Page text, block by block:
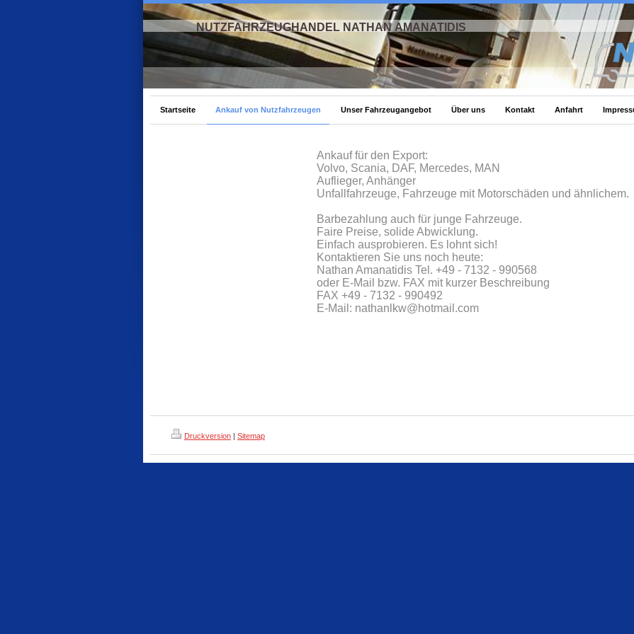
NUTZFAHRZEUGHANDEL NATHAN AMANATIDIS
Startseite Ankauf von Nutzfahrzeugen Unser Fahrzeugangebot Über uns Kontakt Anfahrt
Ankauf für den Export:
Volvo, Scania, DAF, Mercedes, MAN
Auflieger, Anhänger
Unfallfahrzeuge, Fahrzeuge mit Motorschäden und ähnlichem.
Barbezahlung auch für junge Fahrzeuge.
Faire Preise, solide Abwicklung.
Einfach ausprobieren. Es lohnt sich!
Kontaktieren Sie uns noch heute:
Nathan Amanatidis Tel. +49 - 7132 - 990568
oder E-Mail bzw. FAX mit kurzer Beschreibung
FAX +49 - 7132 - 990492
E-Mail: nathanlkw@hotmail.com
Druckversion | Sitemap